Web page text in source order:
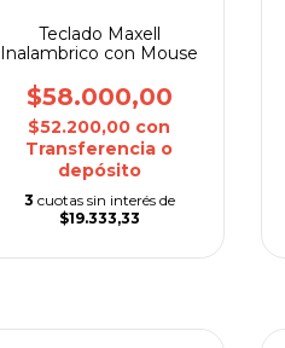
Teclado Maxell
Inalambrico con Mouse
$58.000,00
$52.200,00 con
Transferencia o
depósito
3 cuotas sin interés de
$19.333,33